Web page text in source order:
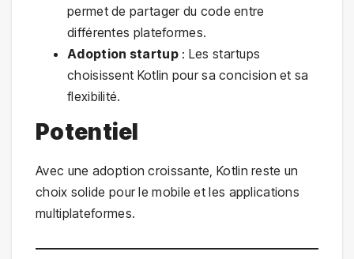
permet de partager du code entre
différentes plateformes.
Adoption startup: Les startups
choisissent Kotlin pour sa concision et sa
flexibilité.
Potentiel
Avec une adoption croissante, Kotlin reste un
choix solide pour le mobile et les applications
multiplateformes.